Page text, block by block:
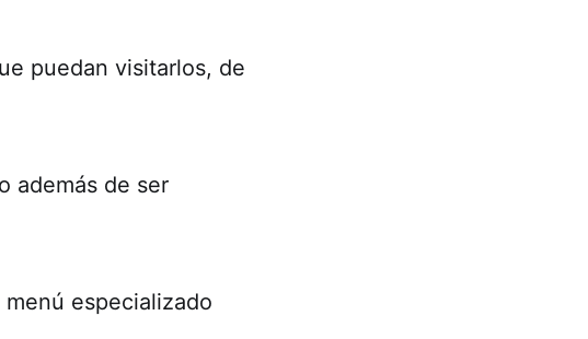
puedan visitarlos, de
además de ser
especializado